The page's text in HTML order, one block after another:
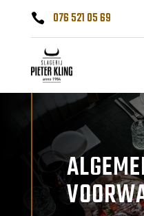
 076 521 05 69